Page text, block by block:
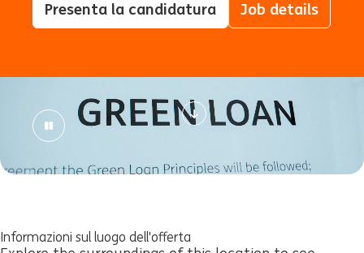
Presenta la candidatura Job details
Informazioni sul luogo dell'offerta